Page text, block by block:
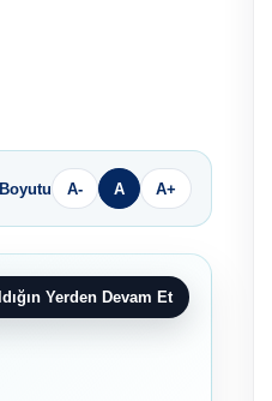
A- A A+
Yerden Devam Et